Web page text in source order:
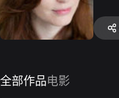
全部作品电影